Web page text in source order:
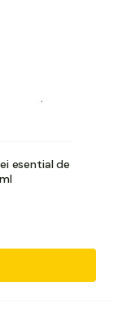
esential de